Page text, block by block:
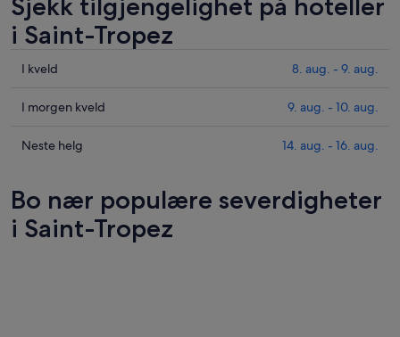
i Saint-Tropez
Sjekk
i
Tropez
kveld,
8.
aug.
I kveld 8. aug. - 9. aug.
Sjekk
i
for
morgen
I morgen kveld 9. aug. - 10. aug.
Sjekk
Saint-
Tropez
for
Neste helg 14. aug. - 16. aug.
Bo nær populære severdigheter
i Saint-Tropez